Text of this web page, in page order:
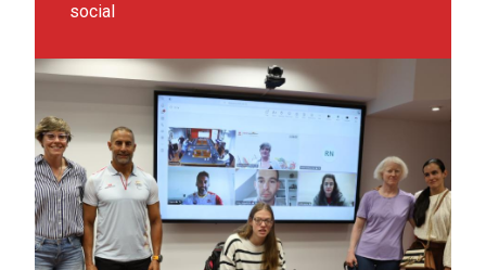
social
Leer más sobre Fundación ONCE forma a nuevos